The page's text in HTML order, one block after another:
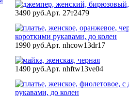
3490 руб.Арт. 27т2479
1990 руб.Арт. nhcow13dr17
1490 руб.Арт. nhftw13ve04